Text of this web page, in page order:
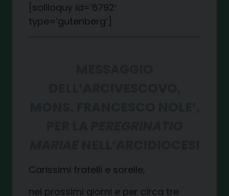
[soliloquy id=’6792′
type=’gutenberg’]
Carissimi fratelli e sorelle,
nei prossimi giorni e per circa tre